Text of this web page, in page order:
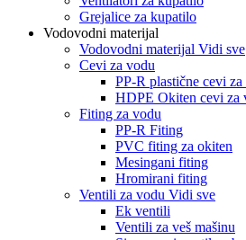
Grejalice za kupatilo
Vodovodni materijal
Vodovodni materijal Vidi sve
Cevi za vodu
PP-R plastične cevi za
HDPE Okiten cevi za
Fiting za vodu
PP-R Fiting
PVC fiting za okiten
Mesingani fiting
Hromirani fiting
Ventili za vodu Vidi sve
Ek ventili
Ventili za veš mašinu